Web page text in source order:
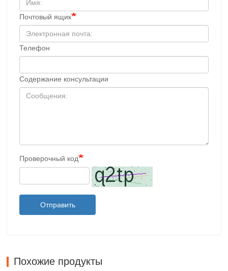
Почтовый ящик
Телефон
Содержание консультации
Проверочный код
Отправить
Похожие продукты